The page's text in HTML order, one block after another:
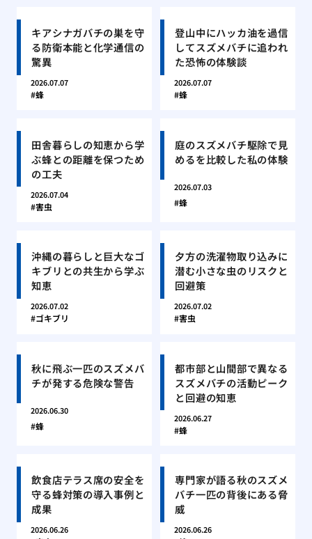
キアシナガバチの巣を守
る防衛本能と化学通信の
驚異
2026.07.07
蜂
登山中にハッカ油を過信
してスズメバチに追われ
た恐怖の体験談
2026.07.07
蜂
田舎暮らしの知恵から学
ぶ蜂との距離を保つため
の工夫
2026.07.04
害虫
庭のスズメバチ駆除で見
めるを比較した私の体験
2026.07.03
蜂
沖縄の暮らしと巨大なゴ
キブリとの共生から学ぶ
知恵
2026.07.02
ゴキブリ
夕方の洗濯物取り込みに
潜む小さな虫のリスクと
回避策
2026.07.02
害虫
秋に飛ぶ一匹のスズメバ
チが発する危険な警告
2026.06.30
蜂
都市部と山間部で異なる
スズメバチの活動ピーク
と回避の知恵
2026.06.27
蜂
飲食店テラス席の安全を
守る蜂対策の導入事例と
成果
2026.06.26
専門家が語る秋のスズメ
バチ一匹の背後にある脅
威
2026.06.26